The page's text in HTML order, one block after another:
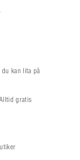
kan lita på
gratis